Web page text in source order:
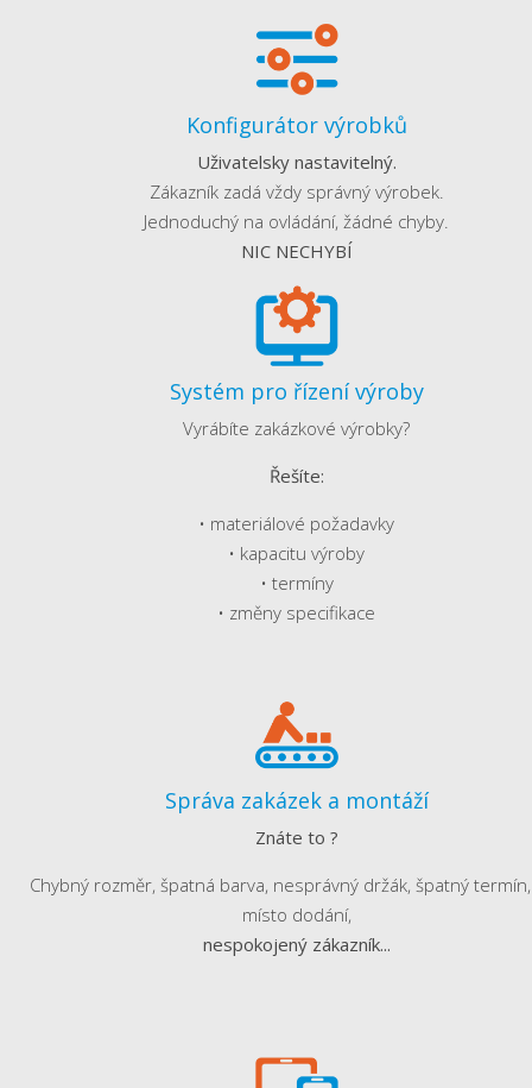
Konfigurátor výrobků
Uživatelsky nastavitelný.
Zákazník zadá vždy správný výrobek.
Jednoduchý na ovládání, žádné chyby.
NIC NECHYBÍ
Systém pro řízení výroby
Vyrábíte zakázkové výrobky?
Řešíte:
• materiálové požadavky
• kapacitu výroby
• termíny
• změny specifikace
Správa zakázek a montáží
Znáte to ?
Chybný rozměr, špatná barva, nesprávný držák, špatný
místo dodání,
nespokojený zákazník...